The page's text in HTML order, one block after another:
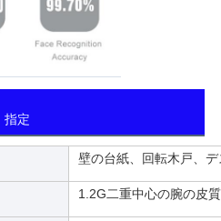
指定
壁の台紙、回転木戸、
1.2G二重中心の腕の皮